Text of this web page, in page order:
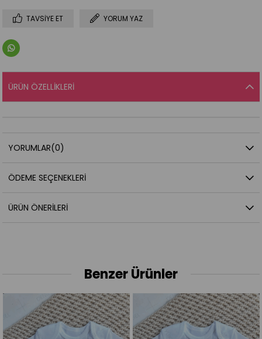
TAVSIYE ET YORUM YAZ
ÜRÜN ÖZELLIKLERI
YORUMLAR(0)
ÖDEME SEÇENEKLERI
ÜRÜN ÖNERILERI
Benzer Ürünler